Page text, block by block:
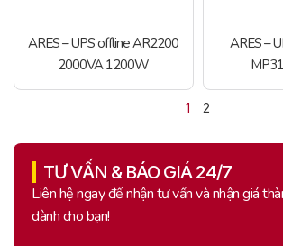
ARES – UPS offline AR2200
2000VA 1200W
ARES –
1 2
TƯ VẤN & BÁO GIÁ 24/7
Liên hệ ngay để nhận tư vấn và nhận giá
dành cho bạn!